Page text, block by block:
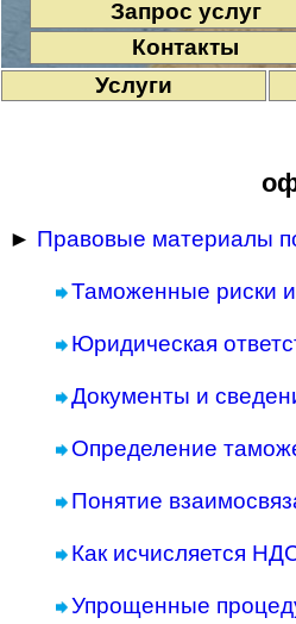
Запрос услуг
Контакты
Услуги
► Правовые материалы
Таможенные риски
Юридическая
Документы и
Определение
Понятие
Как исчисляется
Упрощенные